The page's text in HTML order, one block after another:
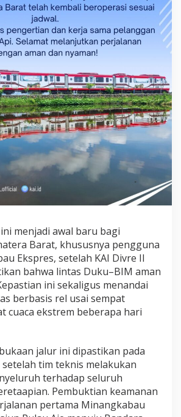
i
t
a
s
u
k
u
–
B
I
M
a
D
i
a
u
i
S
e
e
l
P
m
e
r
i
k
menjadi awal baru bagi
Barat, khususnya pengguna
Ekspres, setelah KAI Divre II
bahwa lintas Duku–BIM aman
ini sekaligus menandai
berbasis rel usai sempat
cuaca ekstrem beberapa hari
jalur ini dipastikan pada
setelah tim teknis melakukan
terhadap seluruh
Pembuktian keamanan
pertama Minangkabau